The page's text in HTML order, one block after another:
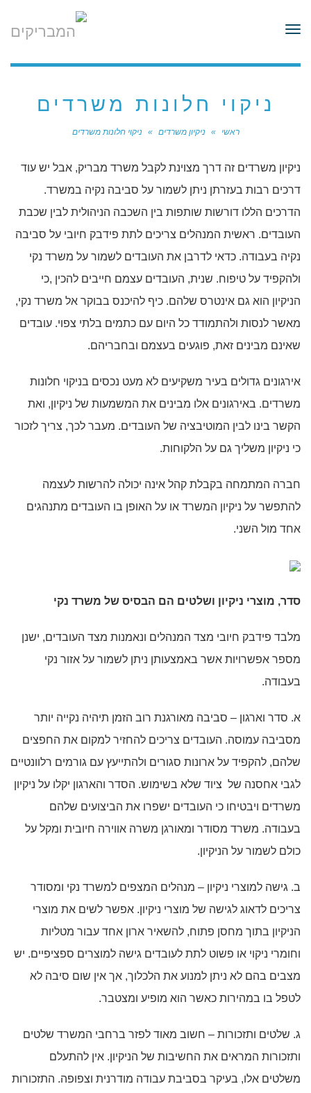
תפריט
ניקוי חלונות משרדים
ראשי » ניקיון משרדים » ניקוי חלונות משרדים
ניקיון משרדים זה דרך מצוינת לקבל משרד מבריק, אבל יש עוד
דרכים רבות בעזרתן ניתן לשמור על סביבה נקיה במשרד.
הדרכים הללו דורשות שותפות בין השכבה הניהולית לבין שכבת
העובדים. ראשית המנהלים צריכים לתת פידבק חיובי על סביבה
נקיה בעבודה. כדאי לדרבן את העובדים לשמור על משרד נקי
ולהקפיד על טיפוח. שנית, העובדים עצמם חייבים להכין ,כי
הניקיון הוא גם אינטרס שלהם. כיף להיכנס בבוקר אל משרד נקי,
מאשר לנסות ולהתמודד כל היום עם כתמים בלתי צפוי. עובדים
שאינם מבינים זאת, פוגעים בעצמם ובחבריהם.
אירגונים גדולים בעיר משקיעים לא מעט נכסים בניקוי חלונות
משרדים. באירגונים אלו מבינים את המשמעות של ניקיון, ואת
הקשר בינו לבין המוטיבציה של העובדים. מעבר לכך, צריך לזכור
כי ניקיון משליך גם על הלקוחות.
חברה המתמחה בקבלת קהל אינה יכולה להרשות לעצמה
להתפשר על ניקיון המשרד או על האופן בו העובדים מתנהגים
אחד מול השני.
סדר, מוצרי ניקיון ושלטים הם הבסיס של משרד נקי
מלבד פידבק חיובי מצד המנהלים ונאמנות מצד העובדים, ישנן
מספר אפשרויות אשר באמצעותן ניתן לשמור על אזור נקי
בעבודה.
א. סדר וארגון – סביבה מאורגנת רוב הזמן תיהיה נקייה יותר
מסביבה עמוסה. העובדים צריכים להחזיר למקום את החפצים
שלהם, להקפיד על ארונות סגורים ולהתייעץ עם גורמים רלוונטיים
לגבי אחסנה של ציוד שלא בשימוש. הסדר והארגון יקלו על ניקיון
משרדים ויבטיחו כי העובדים ישפרו את הביצועים שלהם
בעבודה. משרד מסודר ומאורגן משרה אווירה חיובית ומקל על
כולם לשמור על הניקיון.
ב. גישה למוצרי ניקיון – מנהלים המצפים למשרד נקי ומסודר
צריכים לדאוג לגישה של מוצרי ניקיון. אפשר לשים את מוצרי
הניקיון בתוך מחסן פתוח, להשאיר ארון אחד עבור מטליות
וחומרי ניקוי או פשוט לתת לעובדים גישה למוצרים ספציפיים. יש
מצבים בהם לא ניתן למנוע את הלכלוך, אך אין שום סיבה לא
לטפל בו במהירות כאשר הוא מופיע ומצטבר.
ג. שלטים ותזכורות – חשוב מאוד לפזר ברחבי המשרד שלטים
ותזכורות המראים את החשיבות של הניקיון. אין להתעלם
משלטים אלו, בעיקר בסביבת עבודה מודרנית וצפופה. התזכורות